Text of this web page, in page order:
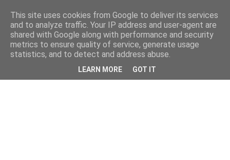
This site uses cookies from Google to deliver its services
and to analyze traffic. Your IP address and user-agent are
shared with Google along with performance and security
metrics to ensure quality of service, generate usage
statistics, and to detect and address abuse.
LEARN MORE GOT IT